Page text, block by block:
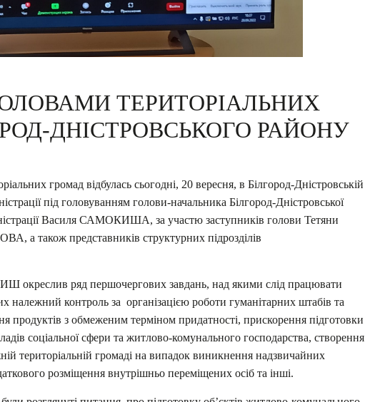
ТЕРИТОРІАЛЬНИХ
ДНІСТРОВСЬКОГО РАЙОНУ
громад відбулась сьогодні, 20 вересня, в Білгород-Дністровській
під головуванням голови-начальника Білгород-Дністровської
Василя САМОКИША, за участю заступників голови Тетяни
також представників структурних підрозділів
окреслив ряд першочергових завдань, над якими слід працювати
належний контроль за організацією роботи гуманітарних штабів та
продуктів з обмеженим терміном придатності, прискорення підготовки
соціальної сфери та житлово-комунального господарства, створення
територіальній громаді на випадок виникнення надзвичайних
розміщення внутрішньо переміщених осіб та інші.